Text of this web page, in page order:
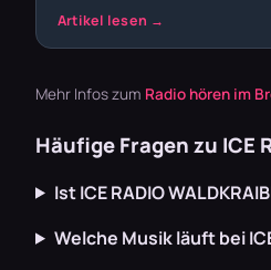
Mehr Infos zum Radio hören im
Häufige Fragen zu ICE
Ist ICE RADIO
Welche Musik läuft bei